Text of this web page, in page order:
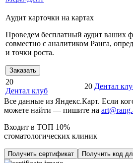
Аудит карточки на картах
Проведем бесплатный аудит ваших
совместно с аналитиком Ранга,
и точки роста.
Заказать
20
Дентал клуб
20 Дентал
Все данные из Яндекс.Карт. Если
можете найти — пишите на
Входит в ТОП 10%
стоматологических клиник
Получить сертификат Получить код